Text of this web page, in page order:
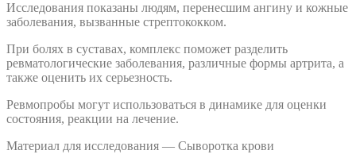
Исследования показаны людям, перенесшим ангину и кожные
заболевания, вызванные стрептококком.
При болях в суставах, комплекс поможет разделить
ревматологические заболевания, различные формы артрита, а
также оценить их серьезность.
Ревмопробы могут использоваться в динамике для оценки
состояния, реакции на лечение.
Материал для исследования — Сыворотка крови